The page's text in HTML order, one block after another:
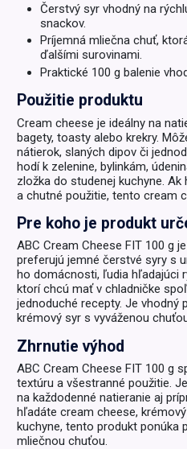
Čerstvý syr vhodný na
snackov.
Príjemná mliečna chuť,
ďalšími surovinami.
Praktické 100 g balenie
Použitie produktu
Cream cheese je ideálny na
bagety, toasty alebo krekry.
nátierok, slaných dipov či
hodí k zelenine, bylinkám,
zložka do studenej kuchyne.
a chutné použitie, tento cream
Pre koho je produkt
ABC Cream Cheese FIT 100 g
preferujú jemné čerstvé syry s
ho domácnosti, ľudia hľadajúci
ktorí chcú mať v chladničke
jednoduché recepty. Je vhodný
krémový syr s vyváženou
Zhrnutie výhod
ABC Cream Cheese FIT 100 g
textúru a všestranné použitie.
na každodenné natieranie aj
hľadáte cream cheese,
kuchyne, tento produkt ponúka
mliečnou chuťou.